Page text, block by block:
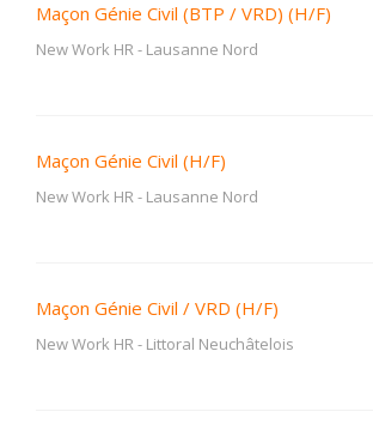
Maçon Génie Civil (BTP / VRD) (H/F)
New Work HR- Lausanne Nord
Maçon Génie Civil (H/F)
New Work HR- Lausanne Nord
Maçon Génie Civil / VRD (H/F)
New Work HR- Littoral Neuchâtelois